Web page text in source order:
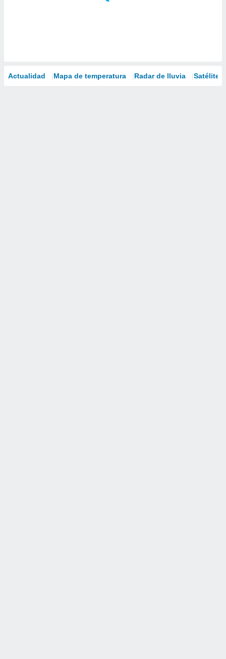
Actualidad Mapa de temperatura Radar de lluvia Satélites